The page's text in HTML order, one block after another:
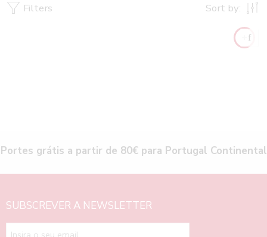
Filters Sort by:
Portes grátis a partir de 80€ para Portugal Continental
SUBSCREVER A NEWSLETTER